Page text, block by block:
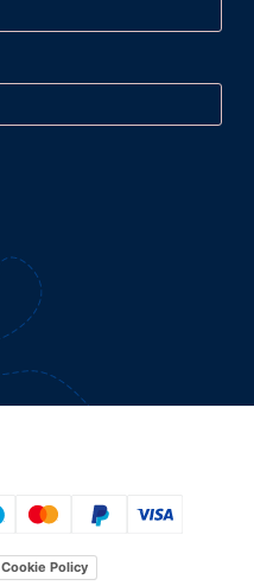
Cookie Policy